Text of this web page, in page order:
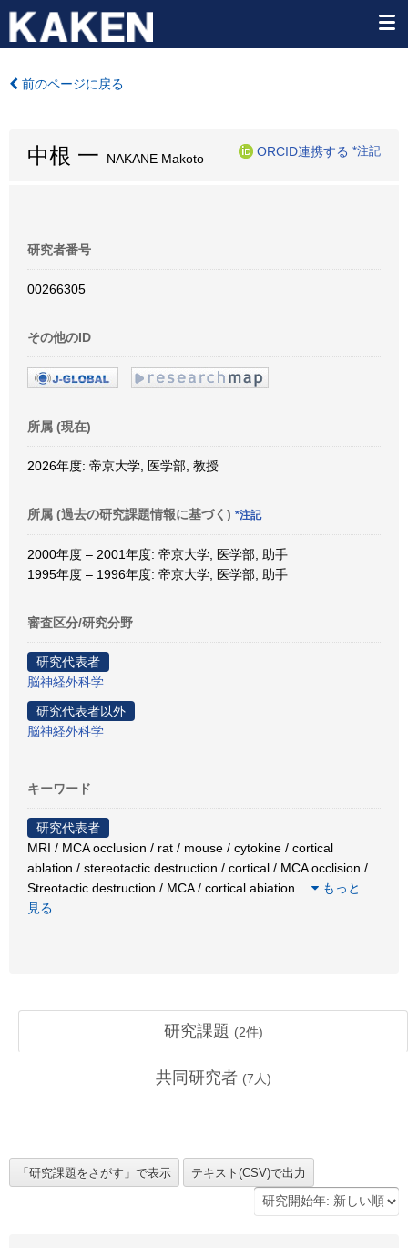
前のページに戻る
中根 一 NAKANE Makoto
ORCID連携する *注記
研究者番号
00266305
その他のID
所属 (現在)
2026年度: 帝京大学, 医学部, 教授
所属 (過去の研究課題情報に基づく) *注記
2000年度 – 2001年度: 帝京大学, 医学部, 助手
1995年度 – 1996年度: 帝京大学, 医学部, 助手
審査区分/研究分野
研究代表者
脳神経外科学
研究代表者以外
脳神経外科学
キーワード
研究代表者
MRI / MCA occlusion / rat / mouse / cytokine / cortical
ablation / stereotactic destruction / cortical / MCA occlision /
Streotactic destruction / MCA / cortical abiation
もっと
見る
研究課題 (2件)
共同研究者 (7 人)